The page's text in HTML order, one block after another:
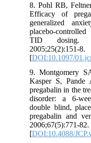
8. Pohl RB,
Efficacy of
generalized
placebo-
TID dosing.
2005;25(2):151-8.
[DOI:10.1097/
9.
Kasper S,
pregabalin in the
disorder: a 6-
double blind,
pregabalin and
2006;67(5):771-82.
[DOI:10.4088/